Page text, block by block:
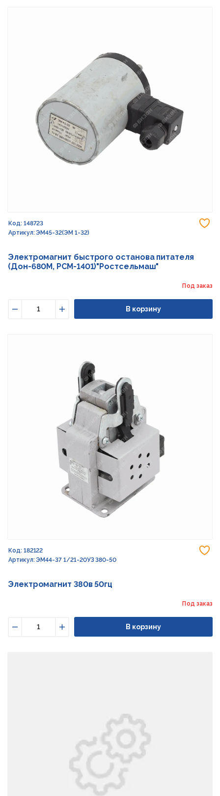
Код: 148723
Артикул: ЭМ45-32(ЭМ 1-32)
Электромагнит быстрого останова питателя
(Дон-680М, РСМ-1401)"Ростсельмаш"
Под заказ
Увеличить
В корзину
Код: 182122
Артикул: ЭМ44-37 1/21-20УЗ 380-50
Электромагнит 380в 50гц
Под заказ
Увеличить
В корзину